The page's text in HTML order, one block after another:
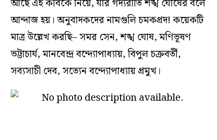
আছে এই কবিকে নিয়ে, যার গদ‌্যরীতি শঙ্খ ঘোষের বলে
আন্দাজ হয়। অনুবাদকদের নামগুলি চমকপ্রদ! কয়েকটি
মাত্র উল্লেখ করছি– সমর সেন, শঙ্খ ঘোষ, মণিভূষণ
ভট্টাচার্য, মানবেন্দ্র বন্দ‌্যোপাধ‌্যায়, বিপুল চক্রবর্তী,
সব‌্যসাচী দেব, সত‌্যেন বন্দ‌্যোপাধ‌্যায় প্রমুখ।